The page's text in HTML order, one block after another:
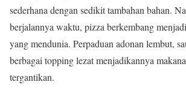
sederhana dengan sedikit tambahan bahan.
berjalannya waktu, pizza berkembang
yang mendunia. Perpaduan adonan lembut,
berbagai topping lezat menjadikannya
tergantikan.